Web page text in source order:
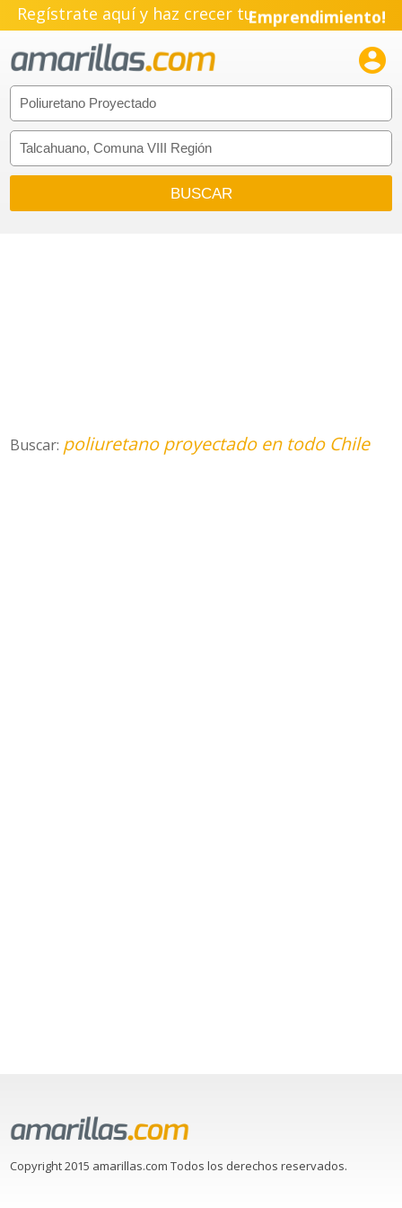
Regístrate aquí y haz crecer tuEmprendimiento!

Buscar: poliuretano proyectado en todo Chile
Copyright 2015 amarillas.com Todos los derechos reservados.